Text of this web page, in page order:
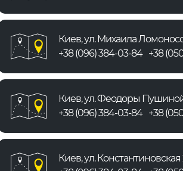
Киев, ул. Михаила
+38 (096) 384-03-84 +38
Киев, ул. Феодоры
+38 (096) 384-03-84 +38
Киев, ул. Константиновская